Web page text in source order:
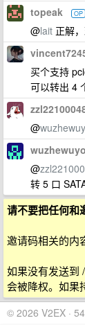
topeak OP
@lait 正解
买个支持
可以转出 4
@
@
转 5 口
请不要把任何和
邀请码相关的内
如果没有发送到
会被降权。如果
© 2026 V2EX ·